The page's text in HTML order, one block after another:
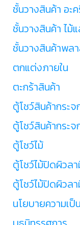
ชั้นวางสินค้า อะ
ชั้นวางสินค้า ไม้
ชั้นวางสินค้าพล
ตกแต่งภายใน
ตะกร้าสินค้า
ตู้โชว์สินค้ากระจ
ตู้โชว์สินค้ากระจ
ตู้โชว์ไม้
ตู้โชว์ไม้ปิดผิวล
ตู้โชว์ไม้ปิดผิวล
นโยบายความเ